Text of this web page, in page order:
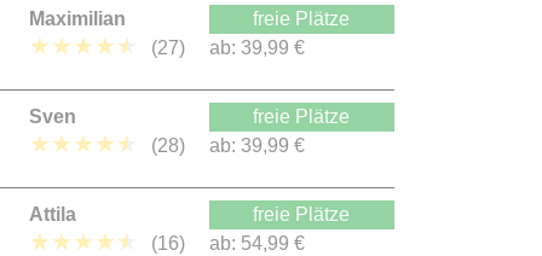
Maximilian
★★★★★ (27)
freie Plätze
ab: 39,99 €
Sven
★★★★★ (28)
freie Plätze
ab: 39,99 €
Attila
★★★★★ (16)
freie Plätze
ab: 54,99 €